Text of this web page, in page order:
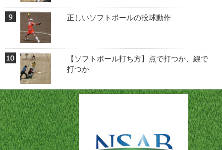
正しいソフトボールの投球動作
【ソフトボール打ち方】点で打つか、線で
打つか